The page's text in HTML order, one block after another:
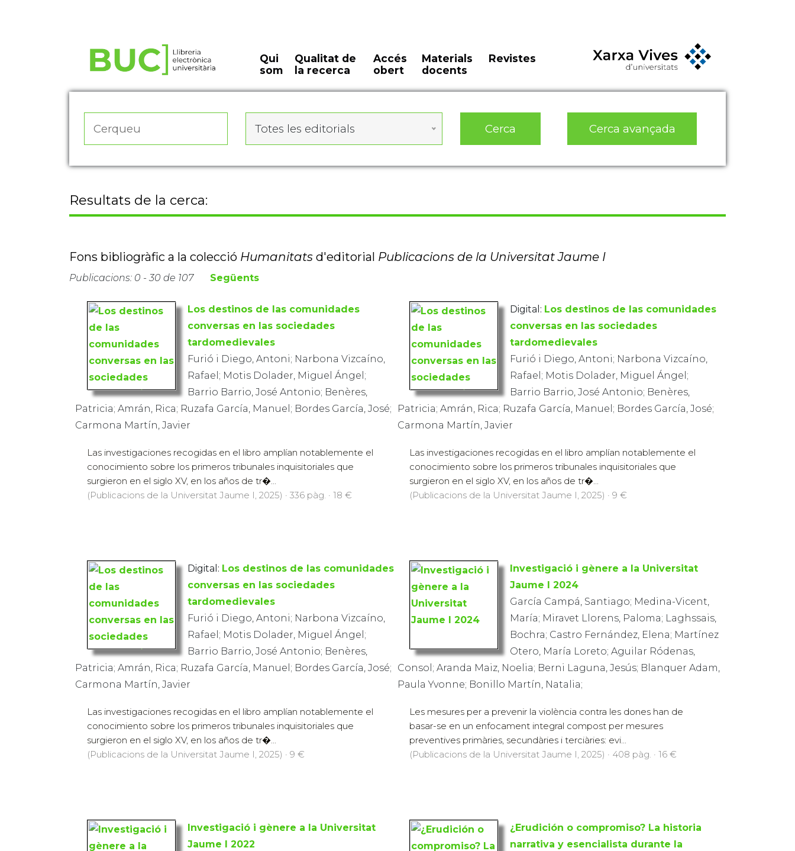
Qui
som
Qualitat de
la recerca
Accés
obert
Materials
docents
Revistes
Totes les editorials Cerca Cerca avançada
Resultats de la cerca:
Fons bibliogràfic a la colecció Humanitats d'editorial Publicacions de la Universitat Jaume I
Publicacions: 0 - 30 de 107 Següents
Los destinos de las comunidades
conversas en las sociedades
tardomedievales
Furió i Diego, Antoni; Narbona Vizcaíno,
Rafael; Motis Dolader, Miguel Ángel;
Barrio Barrio, José Antonio; Benères,
Patricia; Amrán, Rica; Ruzafa García, Manuel; Bordes García, José;
Carmona Martín, Javier
Las investigaciones recogidas en el libro amplían notablemente el
conocimiento sobre los primeros tribunales inquisitoriales que
surgieron en el siglo XV, en los años de tr�...
(Publicacions de la Universitat Jaume I, 2025) · 336 pàg. · 18 €
Digital: Los destinos de las comunidades
conversas en las sociedades
tardomedievales
Furió i Diego, Antoni; Narbona Vizcaíno,
Rafael; Motis Dolader, Miguel Ángel;
Barrio Barrio, José Antonio; Benères,
Patricia; Amrán, Rica; Ruzafa García, Manuel; Bordes García, José;
Carmona Martín, Javier
Las investigaciones recogidas en el libro amplían notablemente el
conocimiento sobre los primeros tribunales inquisitoriales que
surgieron en el siglo XV, en los años de tr�...
(Publicacions de la Universitat Jaume I, 2025) · 9 €
Digital: Los destinos de las comunidades
conversas en las sociedades
tardomedievales
Furió i Diego, Antoni; Narbona Vizcaíno,
Rafael; Motis Dolader, Miguel Ángel;
Barrio Barrio, José Antonio; Benères,
Patricia; Amrán, Rica; Ruzafa García, Manuel; Bordes García, José;
Carmona Martín, Javier
Las investigaciones recogidas en el libro amplían notablemente el
conocimiento sobre los primeros tribunales inquisitoriales que
surgieron en el siglo XV, en los años de tr�...
(Publicacions de la Universitat Jaume I, 2025) · 9 €
Investigació i gènere a la Universitat
Jaume I 2024
García Campá, Santiago; Medina-Vicent,
María; Miravet Llorens, Paloma; Laghssais,
Bochra; Castro Fernández, Elena; Martínez
Otero, María Loreto; Aguilar Ródenas,
Consol; Aranda Maiz, Noelia; Berni Laguna, Jesús; Blanquer Adam,
Paula Yvonne; Bonillo Martín, Natalia;
Les mesures per a prevenir la violència contra les dones han de
basar-se en un enfocament integral compost per mesures
preventives primàries, secundàries i terciàries: evi...
(Publicacions de la Universitat Jaume I, 2025) · 408 pàg. · 16 €
Investigació i gènere a la Universitat
Jaume I 2022
¿Erudición o compromiso? La historia
narrativa y esencialista durante la